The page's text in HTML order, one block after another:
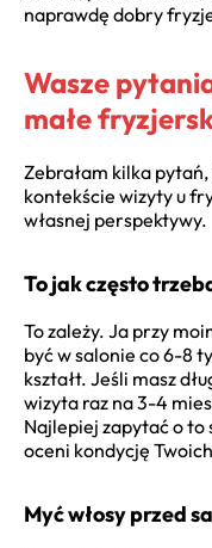
naprawdę dobry
Wasze
małe
Zebrałam kilka
kontekście wizyty u
własnej perspektywy.
To jak często
To zależy. Ja przy
być w salonie co 6-8
kształt. Jeśli masz
wizyta raz na 3-4
Najlepiej zapytać o to
oceni kondycję
Myć włosy przed